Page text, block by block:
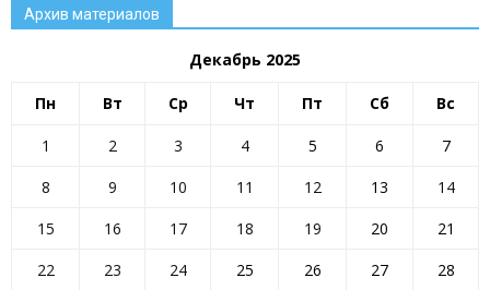
Архив материалов
Декабрь 2025
Пн Вт Ср Чт Пт Сб Вс
1 2 3 4 5 6
7
8
9 10 11 12 13
14
15
16 17 18 19 20
21
22
23 24 25 26 27
28